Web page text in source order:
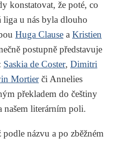
konstatovat, že poté, co
liga u nás byla dlouho
Huga Clause a Kristien
postupně představuje
Saskia de Coster, Dimitri
Mortierči Annelies
překladem do češtiny
našem literárním poli.
podle názvu a po zběžném